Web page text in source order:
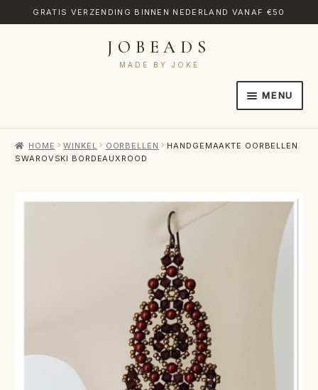
GRATIS VERZENDING BINNEN NEDERLAND VANAF €50
JOBEADS
MADE BY JOKE
MENU
AFREKENEN
VERZENDKOSTEN
VOLG BESTELLING
HOME WINKEL OORBELLEN
HANDGEMAAKTE OORBELLEN
SWAROVSKI BORDEAUXROOD